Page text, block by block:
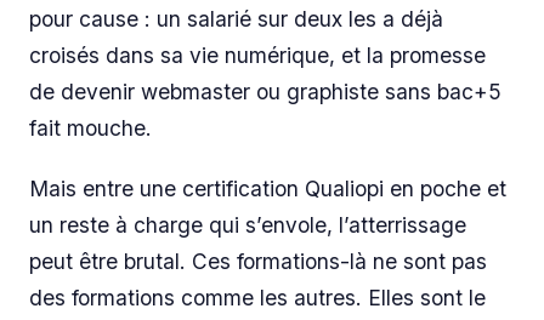
pour cause : un salarié sur deux les a déjà
croisés dans sa vie numérique, et la promesse
de devenir webmaster ou graphiste sans bac+5
fait mouche.
Mais entre une certification Qualiopi en poche et
un reste à charge qui s’envole, l’atterrissage
peut être brutal. Ces formations-là ne sont pas
des formations comme les autres. Elles sont le